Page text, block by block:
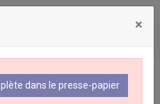
Pump
×
dans le presse-papier